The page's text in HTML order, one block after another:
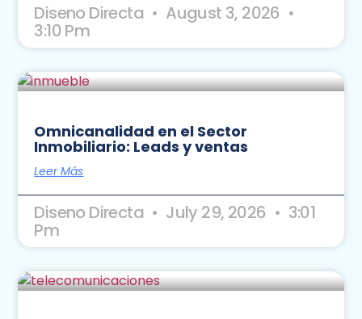
Diseno Directa August 3, 2026
3:10 Pm
Omnicanalidad en el Sector
Inmobiliario: Leads y ventas
Leer Más
Diseno Directa July 29, 2026 3:01
Pm